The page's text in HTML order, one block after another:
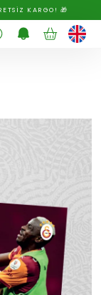
KARGO! 🎁